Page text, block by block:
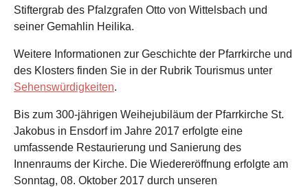
Stiftergrab des Pfalzgrafen Otto von Wittelsbach und
seiner Gemahlin Heilika.
Weitere Informationen zur Geschichte der Pfarrkirche und
des Klosters finden Sie in der Rubrik Tourismus unter
Sehenswürdigkeiten.
Bis zum 300-jährigen Weihejubiläum der Pfarrkirche St.
Jakobus in Ensdorf im Jahre 2017 erfolgte eine
umfassende Restaurierung und Sanierung des
Innenraums der Kirche. Die Wiedereröffnung erfolgte am
Sonntag, 08. Oktober 2017 durch unseren